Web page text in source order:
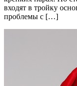
входят в тройку
проблемы с […]